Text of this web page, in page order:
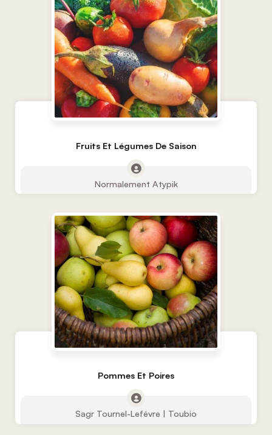
Fruits Et Légumes De Saison
Normalement Atypik
Pommes Et Poires
Sagr Tournel-Lefévre | Toubio